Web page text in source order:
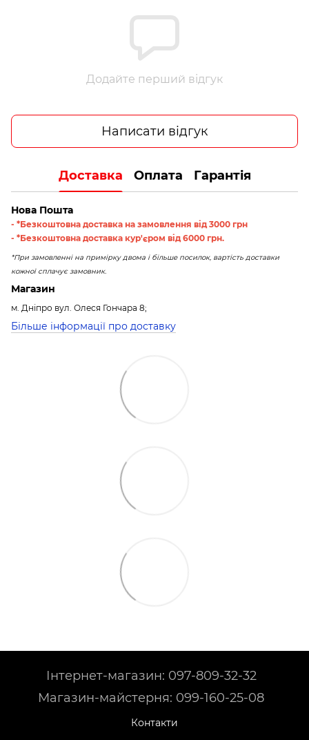
Додайте перший відгук
Написати відгук
Доставка Оплата Гарантія
Нова Пошта
- *Безкоштовна доставка на замовлення від 3000 грн
- *Безкоштовна доставка кур'єром від 6000 грн.
*При замовленні на примірку двома і більше посилок, вартість доставки
кожної сплачує замовник.
Магазин
м. Дніпро вул. Олеся Гончара 8;
Більше інформації про доставку
Інтернет-магазин: 097-809-32-32
Магазин-майстерня: 099-160-25-08
Контакти